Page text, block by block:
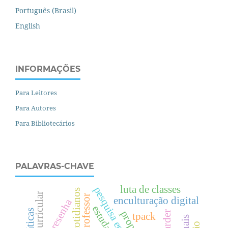
Português (Brasil)
English
INFORMAÇÕES
Para Leitores
Para Autores
Para Bibliotecários
PALAVRAS-CHAVE
enculturação digital
tpack
professor
resenha
luta de classes